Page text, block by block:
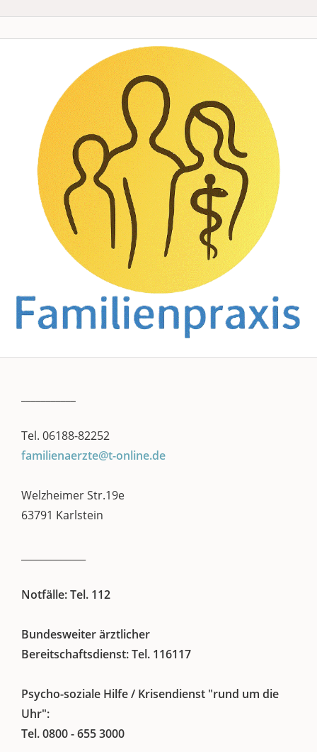
Tel. 06188-82252
familienaerzte@t-online.de
Welzheimer Str.19e
63791 Karlstein
Notfälle: Tel. 112
Bundesweiter ärztlicher
Bereitschaftsdienst: Tel. 116117
Psycho-soziale Hilfe / Krisendienst "rund um die
Uhr":
Tel. 0800 - 655 3000